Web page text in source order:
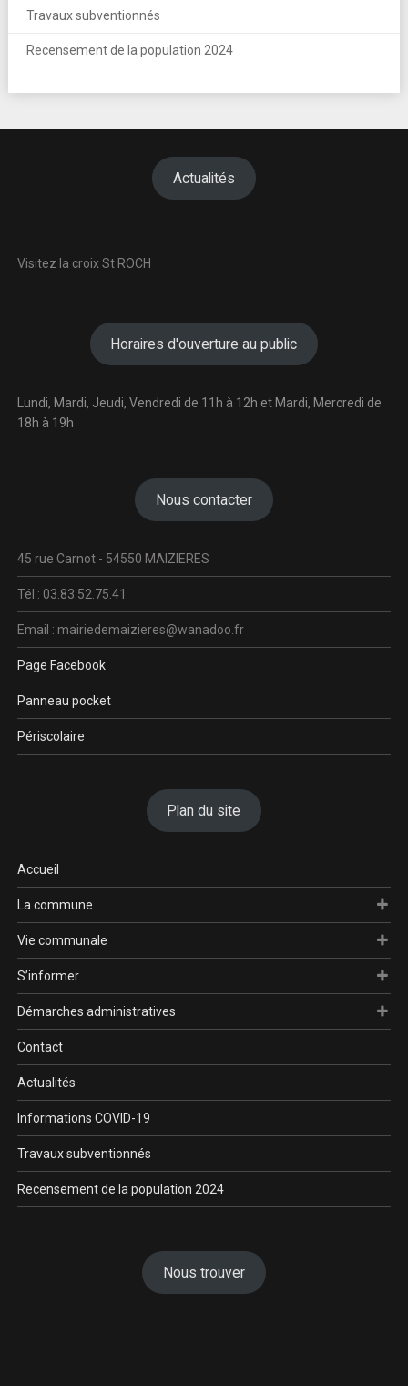
Travaux subventionnés
Recensement de la population 2024
Actualités
Visitez la croix St ROCH
Horaires d'ouverture au public
Lundi, Mardi, Jeudi, Vendredi de 11h à 12h et Mardi, Mercredi de
18h à 19h
Nous contacter
45 rue Carnot - 54550 MAIZIERES
Tél : 03.83.52.75.41
Email : mairiedemaizieres@wanadoo.fr
Page Facebook
Panneau pocket
Périscolaire
Plan du site
Accueil
La commune
Vie communale
S’informer
Démarches administratives
Contact
Actualités
Informations COVID-19
Travaux subventionnés
Recensement de la population 2024
Nous trouver